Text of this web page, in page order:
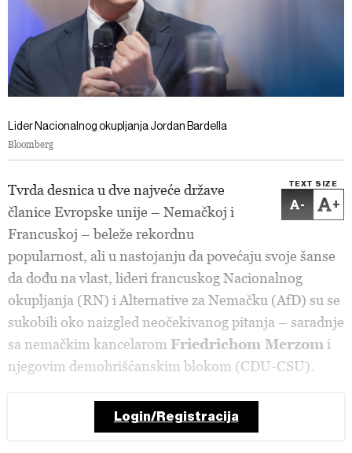
Lider Nacionalnog okupljanja Jordan Bardella
Bloomberg
TEXT SIZE
- +
Tvrda desnica u dve najveće države
članice Evropske unije – Nemačkoj i
Francuskoj – beleže rekordnu
popularnost, ali u nastojanju da povećaju svoje šanse
da dođu na vlast, lideri francuskog Nacionalnog
okupljanja (RN) i Alternative za Nemačku (AfD) su se
sukobili oko naizgled neočekivanog pitanja – saradnje
sa nemačkim kancelarom Friedrichom Merzom i
njegovim demohrišćanskim blokom (CDU-CSU).
Login/Registracija